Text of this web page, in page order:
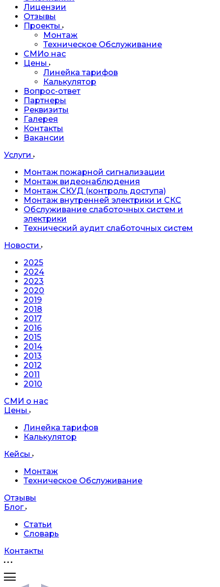
Лицензии
Отзывы
Проекты
Монтаж
Техническое Обслуживание
СМИо нас
Цены
Линейка тарифов
Калькулятор
Вопрос-ответ
Партнеры
Реквизиты
Галерея
Контакты
Вакансии
Услуги
Монтаж пожарной сигнализации
Монтаж видеонаблюдения
Монтаж СКУД (контроль доступа)
Монтаж внутренней электрики и СКС
Обслуживание слаботочных систем и
электрики
Технический аудит слаботочных систем
Новости
2025
2024
2023
2020
2019
2018
2017
2016
2015
2014
2013
2012
2011
2010
СМИ о нас
Цены
Линейка тарифов
Калькулятор
Кейсы
Монтаж
Техническое Обслуживание
Отзывы
Блог
Статьи
Словарь
Контакты